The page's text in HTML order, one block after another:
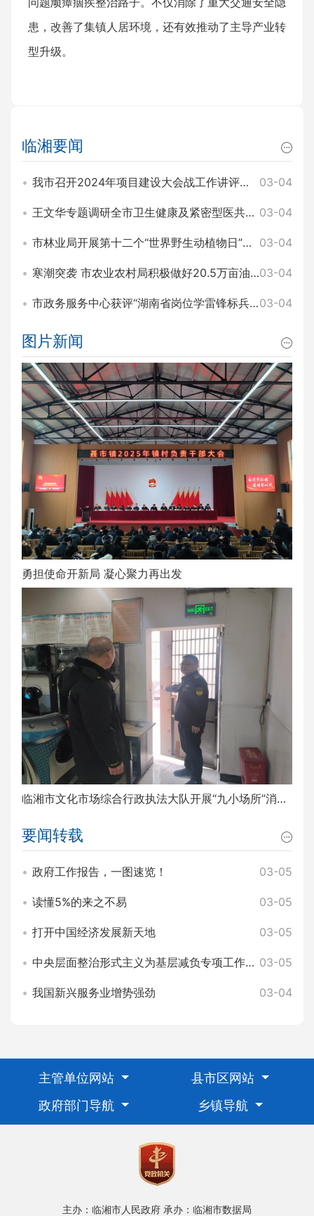
患，改善了集镇人居环境，还有效推动了主导产业转
型升级。
临湘要闻
我市召开2024年项目建设大会战工作讲评暨2025年园区项目建设大会战工作动员会 王文华 刘琦出席 03-04
王文华专题调研全市卫生健康及紧密型医共体建设工作 刘琦参加 03-04
市林业局开展第十二个“世界野生动植物日”主题宣传活动 03-04
寒潮突袭 市农业农村局积极做好20.5万亩油菜田间管理和防寒工作03-04
市政务服务中心获评“湖南省岗位学雷锋标兵集体”称号03-04
图片新闻
勇担使命开新局 凝心聚力再出发
临湘市文化市场综合行政执法大队开展“九小场所”消防安全排查整治工作
要闻转载
政府工作报告，一图速览！ 03-05
读懂5%的来之不易 03-05
打开中国经济发展新天地 03-05
中央层面整治形式主义为基层减负专项工作机制办公室 中央纪委办公厅公开通报3起整治形式主义为基层减负典型问题 03-05
我国新兴服务业增势强劲 03-04
主管单位网站
县市区网站
政府部门导航
乡镇导航
主办：临湘市人民政府 承办：临湘市数据局